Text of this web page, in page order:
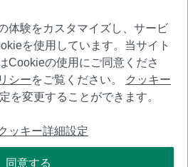
その他商品・別売品
ッキーポリシー
体験をカスタマイズし、サービ
を使用しています。当サイト
Cookieの使用にご同意くださ
シーをご覧ください。
クッキー
を変更することができます。
ッキー詳細設定
同意する